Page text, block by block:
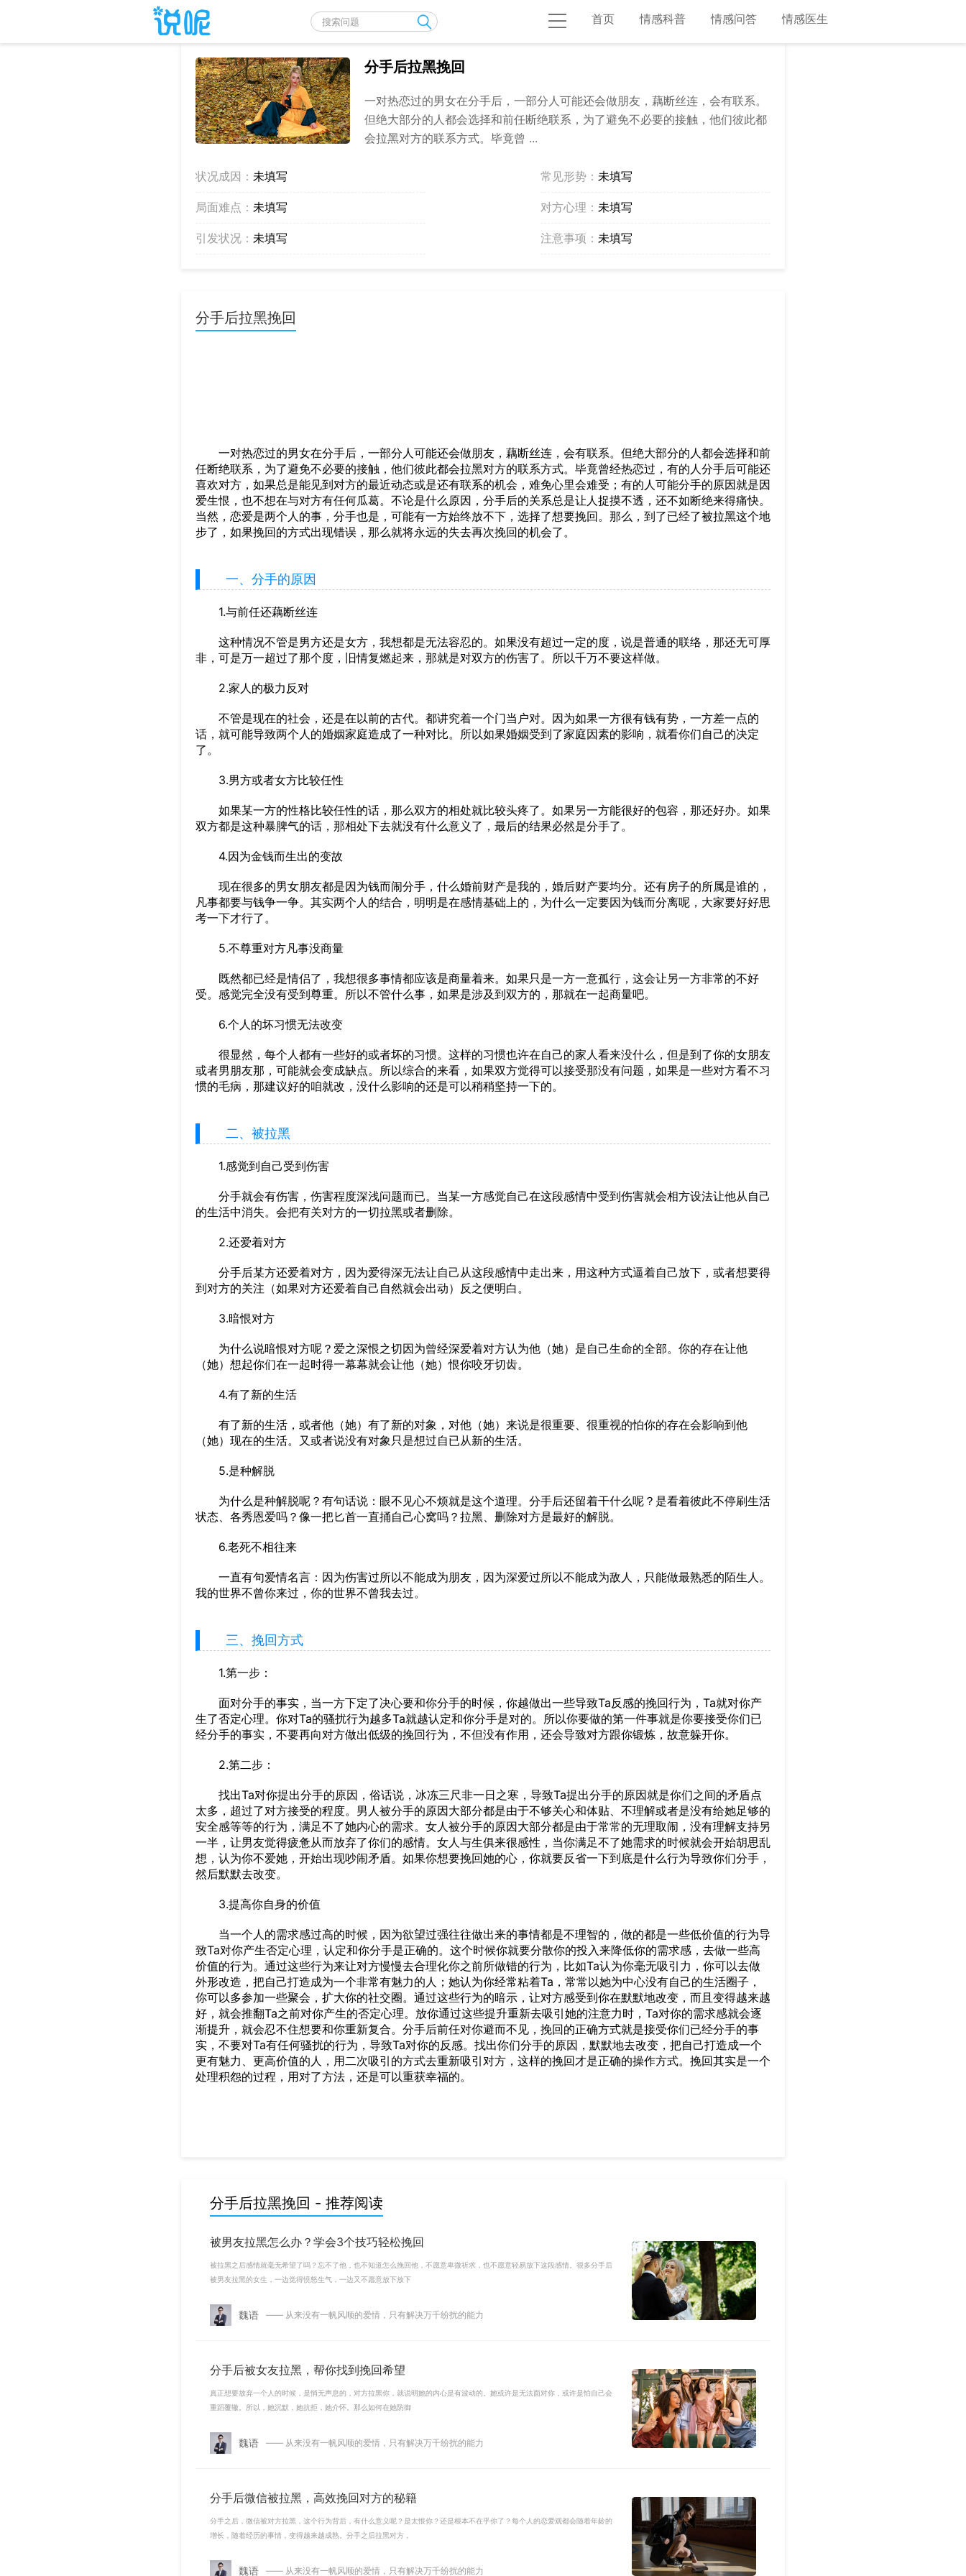
首页 情感科普 情感问答 情感医生
分手后拉黑挽回
一对热恋过的男女在分手后，一部分人可能还会做朋友，藕断丝连，会有联系。
但绝大部分的人都会选择和前任断绝联系，为了避免不必要的接触，他们彼此都
会拉黑对方的联系方式。毕竟曾 ...
状况成因： 未填写 常见形势： 未填写
局面难点： 未填写 对方心理： 未填写
引发状况： 未填写 注意事项： 未填写
分手后拉黑挽回
一对热恋过的男女在分手后，一部分人可能还会做朋友，藕断丝连，会有联系。但绝大部分的人都会选择和前
任断绝联系，为了避免不必要的接触，他们彼此都会拉黑对方的联系方式。毕竟曾经热恋过，有的人分手后可能还
喜欢对方，如果总是能见到对方的最近动态或是还有联系的机会，难免心里会难受；有的人可能分手的原因就是因
爱生恨，也不想在与对方有任何瓜葛。不论是什么原因，分手后的关系总是让人捉摸不透，还不如断绝来得痛快。
当然，恋爱是两个人的事，分手也是，可能有一方始终放不下，选择了想要挽回。那么，到了已经了被拉黑这个地
步了，如果挽回的方式出现错误，那么就将永远的失去再次挽回的机会了。
一、分手的原因
1.与前任还藕断丝连
这种情况不管是男方还是女方，我想都是无法容忍的。如果没有超过一定的度，说是普通的联络，那还无可厚
非，可是万一超过了那个度，旧情复燃起来，那就是对双方的伤害了。所以千万不要这样做。
2.家人的极力反对
不管是现在的社会，还是在以前的古代。都讲究着一个门当户对。因为如果一方很有钱有势，一方差一点的
话，就可能导致两个人的婚姻家庭造成了一种对比。所以如果婚姻受到了家庭因素的影响，就看你们自己的决定
了。
3.男方或者女方比较任性
如果某一方的性格比较任性的话，那么双方的相处就比较头疼了。如果另一方能很好的包容，那还好办。如果
双方都是这种暴脾气的话，那相处下去就没有什么意义了，最后的结果必然是分手了。
4.因为金钱而生出的变故
现在很多的男女朋友都是因为钱而闹分手，什么婚前财产是我的，婚后财产要均分。还有房子的所属是谁的，
凡事都要与钱争一争。其实两个人的结合，明明是在感情基础上的，为什么一定要因为钱而分离呢，大家要好好思
考一下才行了。
5.不尊重对方凡事没商量
既然都已经是情侣了，我想很多事情都应该是商量着来。如果只是一方一意孤行，这会让另一方非常的不好
受。感觉完全没有受到尊重。所以不管什么事，如果是涉及到双方的，那就在一起商量吧。
6.个人的坏习惯无法改变
很显然，每个人都有一些好的或者坏的习惯。这样的习惯也许在自己的家人看来没什么，但是到了你的女朋友
或者男朋友那，可能就会变成缺点。所以综合的来看，如果双方觉得可以接受那没有问题，如果是一些对方看不习
惯的毛病，那建议好的咱就改，没什么影响的还是可以稍稍坚持一下的。
二、被拉黑
1.感觉到自己受到伤害
分手就会有伤害，伤害程度深浅问题而已。当某一方感觉自己在这段感情中受到伤害就会相方设法让他从自己
的生活中消失。会把有关对方的一切拉黑或者删除。
2.还爱着对方
分手后某方还爱着对方，因为爱得深无法让自己从这段感情中走出来，用这种方式逼着自己放下，或者想要得
到对方的关注（如果对方还爱着自己自然就会出动）反之便明白。
3.暗恨对方
为什么说暗恨对方呢？爱之深恨之切因为曾经深爱着对方认为他（她）是自己生命的全部。你的存在让他
（她）想起你们在一起时得一幕幕就会让他（她）恨你咬牙切齿。
4.有了新的生活
有了新的生活，或者他（她）有了新的对象，对他（她）来说是很重要、很重视的怕你的存在会影响到他
（她）现在的生活。又或者说没有对象只是想过自已从新的生活。
5.是种解脱
为什么是种解脱呢？有句话说：眼不见心不烦就是这个道理。分手后还留着干什么呢？是看着彼此不停刷生活
状态、各秀恩爱吗？像一把匕首一直捅自己心窝吗？拉黑、删除对方是最好的解脱。
6.老死不相往来
一直有句爱情名言：因为伤害过所以不能成为朋友，因为深爱过所以不能成为敌人，只能做最熟悉的陌生人。
我的世界不曾你来过，你的世界不曾我去过。
三、挽回方式
1.第一步：
面对分手的事实，当一方下定了决心要和你分手的时候，你越做出一些导致Ta反感的挽回行为，Ta就对你产
生了否定心理。你对Ta的骚扰行为越多Ta就越认定和你分手是对的。所以你要做的第一件事就是你要接受你们已
经分手的事实，不要再向对方做出低级的挽回行为，不但没有作用，还会导致对方跟你锻炼，故意躲开你。
2.第二步：
找出Ta对你提出分手的原因，俗话说，冰冻三尺非一日之寒，导致Ta提出分手的原因就是你们之间的矛盾点
太多，超过了对方接受的程度。男人被分手的原因大部分都是由于不够关心和体贴、不理解或者是没有给她足够的
安全感等等的行为，满足不了她内心的需求。女人被分手的原因大部分都是由于常常的无理取闹，没有理解支持另
一半，让男友觉得疲惫从而放弃了你们的感情。女人与生俱来很感性，当你满足不了她需求的时候就会开始胡思乱
想，认为你不爱她，开始出现吵闹矛盾。如果你想要挽回她的心，你就要反省一下到底是什么行为导致你们分手，
然后默默去改变。
3.提高你自身的价值
当一个人的需求感过高的时候，因为欲望过强往往做出来的事情都是不理智的，做的都是一些低价值的行为导
致Ta对你产生否定心理，认定和你分手是正确的。这个时候你就要分散你的投入来降低你的需求感，去做一些高
价值的行为。通过这些行为来让对方慢慢去合理化你之前所做错的行为，比如Ta认为你毫无吸引力，你可以去做
外形改造，把自己打造成为一个非常有魅力的人；她认为你经常粘着Ta，常常以她为中心没有自己的生活圈子，
你可以多参加一些聚会，扩大你的社交圈。通过这些行为的暗示，让对方感受到你在默默地改变，而且变得越来越
好，就会推翻Ta之前对你产生的否定心理。放你通过这些提升重新去吸引她的注意力时，Ta对你的需求感就会逐
渐提升，就会忍不住想要和你重新复合。分手后前任对你避而不见，挽回的正确方式就是接受你们已经分手的事
实，不要对Ta有任何骚扰的行为，导致Ta对你的反感。找出你们分手的原因，默默地去改变，把自己打造成一个
更有魅力、更高价值的人，用二次吸引的方式去重新吸引对方，这样的挽回才是正确的操作方式。挽回其实是一个
处理积怨的过程，用对了方法，还是可以重获幸福的。
分手后拉黑挽回 - 推荐阅读
被男友拉黑怎么办？学会3个技巧轻松挽回
被拉黑之后感情就毫无希望了吗？忘不了他，也不知道怎么挽回他，不愿意卑微祈求，也不愿意轻易放下这段感情。很多分手后
被男友拉黑的女生，一边觉得愤怒生气，一边又不愿意放下放下
魏语 —— 从来没有一帆风顺的爱情，只有解决万千纷扰的能力
分手后被女友拉黑，帮你找到挽回希望
真正想要放弃一个人的时候，是悄无声息的，对方拉黑你，就说明她的内心是有波动的。她或许是无法面对你，或许是怕自己会
重蹈覆辙。所以，她沉默，她抗拒，她介怀。那么如何在她防御
魏语 —— 从来没有一帆风顺的爱情，只有解决万千纷扰的能力
分手后微信被拉黑，高效挽回对方的秘籍
分手之后，微信被对方拉黑，这个行为背后，有什么意义呢？是太恨你？还是根本不在乎你了？每个人的恋爱观都会随着年龄的
增长，随着经历的事情，变得越来越成熟。分手之后拉黑对方，
魏语 —— 从来没有一帆风顺的爱情，只有解决万千纷扰的能力